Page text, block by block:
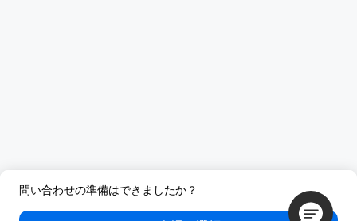
問い合わせの準備はできましたか？